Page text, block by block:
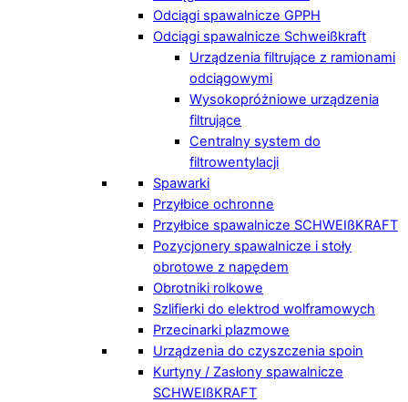
Odciągi spawalnicze GPPH
Odciągi spawalnicze Schweißkraft
Urządzenia filtrujące z ramionami
odciągowymi
Wysokopróżniowe urządzenia
filtrujące
Centralny system do
filtrowentylacji
Spawarki
Przyłbice ochronne
Przyłbice spawalnicze SCHWEIßKRAFT
Pozycjonery spawalnicze i stoły
obrotowe z napędem
Obrotniki rolkowe
Szlifierki do elektrod wolframowych
Przecinarki plazmowe
Urządzenia do czyszczenia spoin
Kurtyny / Zasłony spawalnicze
SCHWEIßKRAFT